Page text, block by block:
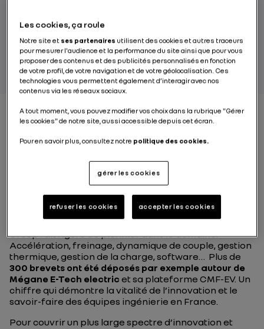
entité basée dans l’Hexagone dédiée aux
activités électriques et logicielles.
Explications.
Une recherche et
développement de
Avec désormais plus de 10 ans d’expérience dans la
chaîne de valeur du véhicule électrique, Renault
Group fait figure de pionnier dans le domaine.
Accélération, freinage, dynamique de couple, gestion
thermique, gestion de la charge, software… Plus de
300 brevets ont été déposés par exemple autour de
Mégane E-Tech electric et sa plateforme CMF-EV. Un
chiffre qui démontre la vitalité de l’innovation et le
savoir-faire des équipes ingénierie en France.
Pour couvrir un plus large spectre d’innovation et
Les cookies, ça roule
Notre site et ses partenaires utilisent des cookies et autres traceurs
pour mesurer l'audience et la performance du site ainsi que pour vous
proposer des contenus et des publicités personnalisés en fonction
de votre profil, de votre navigation et de votre géolocalisation. Ces
technologies vous permettent également d’interagir avec nos
contenus via les réseaux sociaux.
A tout moment, vous pouvez modifier vos choix dans la rubrique "Gérer
les cookies" de notre site, aussi accessible depuis cet écran.
Pour en savoir plus, consultez notre politique des cookies.
gérer les cookies
refuser les cookies accepter les cookies